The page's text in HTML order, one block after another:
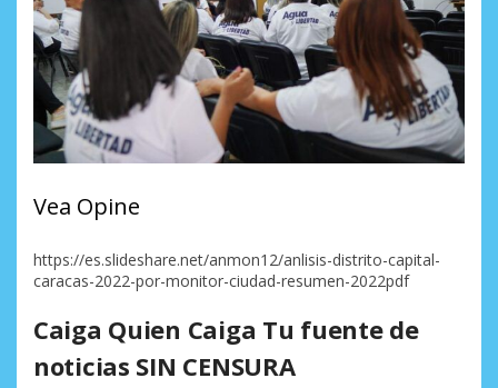
Vea Opine
https://es.slideshare.net/anmon12/anlisis-distrito-capital-
caracas-2022-por-monitor-ciudad-resumen-2022pdf
Caiga Quien Caiga Tu fuente de
noticias SIN CENSURA